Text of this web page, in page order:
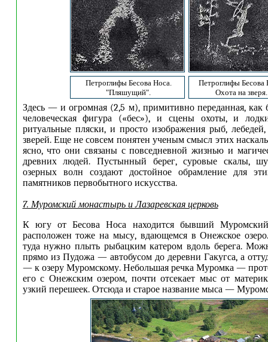
Петроглифы Бесова Носа.
"Пляшущий".
Петроглифы Бесова
Охота на зверя.
Здесь — и огромная (2,5 м), примитивно переданная, как
человеческая фигура («бес»), и сцены охоты, и
ритуальные пляски, и просто изображения рыб,
зверей. Еще не совсем понятен ученым смысл этих
ясно, что они связаны с повседневной жизнью и
древних людей. Пустынный берег, суровые скалы,
озерных волн создают достойное обрам­ление для
памятников первобытного искусства.
7. Муромский монастырь и Лазаревская церковь
К югу от Бесова Носа находится бывший
расположен тоже на мысу, вдающемся в Онежское
туда нужно плыть рыбацким катером вдоль берега.
прямо из Пудожа — автобусом до деревни Гакугса, а
— к озеру Муромскому. Небольшая речка Муромка —
его с Онежским озером, почти отсекает мыс от
узкий перешеек. Отсюда и старое название мыса —